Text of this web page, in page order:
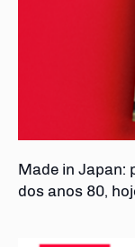
Made in Japan:
dos anos 80,